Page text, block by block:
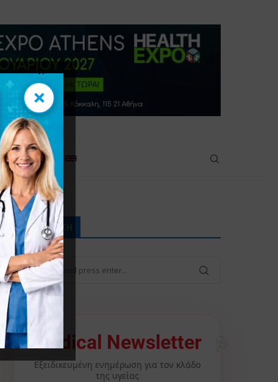
Επικοινωνία
ΑΝΑΖΉΤΗΣΗ
Medical Newsletter
Εξειδικευμένη ενημέρωση για τον κλάδο
της υγείας
×
×